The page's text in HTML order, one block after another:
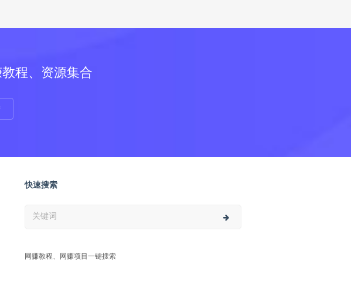
程、资源集合
快速搜索
网赚教程、网赚项目一键搜索